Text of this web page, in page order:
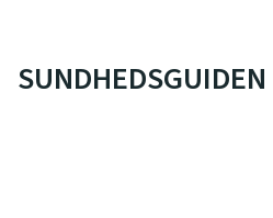
SUNDHEDSGUIDEN